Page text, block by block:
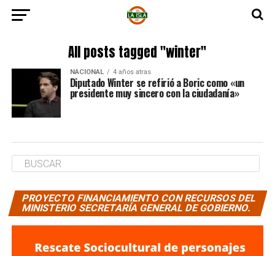
All posts tagged "winter"
NACIONAL 4 años atras
Diputado Winter se refirió a Boric como «un
presidente muy sincero con la ciudadanía»
PROYECTO FINANCIAMIENTO CON RECURSOS DEL
MINISTERIO SECRETARÍA GENERAL DE GOBIERNO.